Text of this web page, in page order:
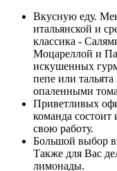
Вкусную еду.
итальянской и
классика -
Моцареллой и
искушенных
пепе или
опаленными
Приветливых
команда состоит
свою работу.
Большой выбор
Также для Вас
лимонады.